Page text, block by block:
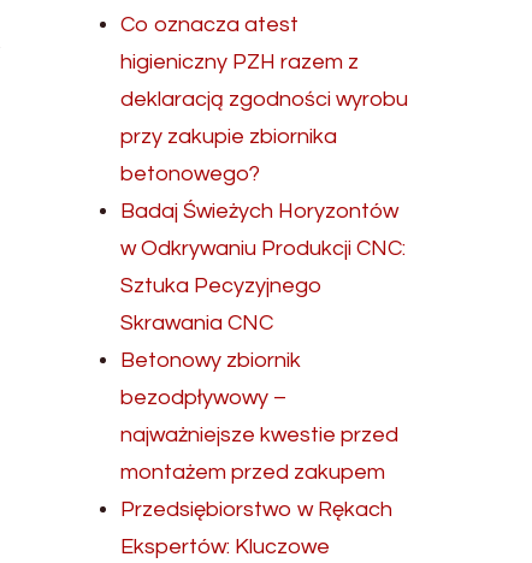
Co oznacza atest
higieniczny PZH razem z
deklaracją zgodności wyrobu
przy zakupie zbiornika
betonowego?
Badaj Świeżych Horyzontów
w Odkrywaniu Produkcji CNC:
Sztuka Pecyzyjnego
Skrawania CNC
Betonowy zbiornik
bezodpływowy –
najważniejsze kwestie przed
montażem przed zakupem
Przedsiębiorstwo w Rękach
Ekspertów: Kluczowe